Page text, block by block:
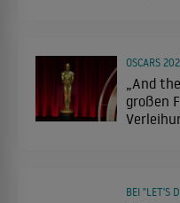
„And
großen
OSCARS
BEI "LET'S